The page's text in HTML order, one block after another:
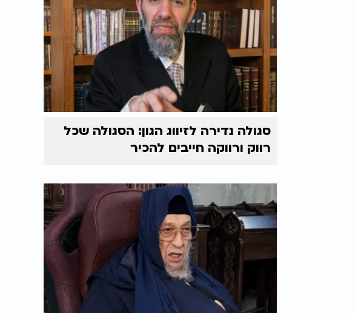
סגולה נדירה לזיווג הגון: הסגולה שכל
רווק ורווקה חייבים להכיר